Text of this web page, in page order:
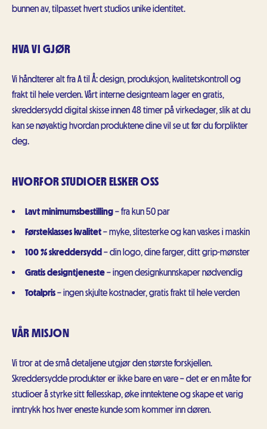
bunnen av, tilpasset hvert studios unike identitet.
HVA VI GJØR
Vi håndterer alt fra A til Å: design, produksjon, kvalitetskontroll og
frakt til hele verden. Vårt interne designteam lager en gratis,
skreddersydd digital skisse innen 48 timer på virkedager, slik at du
kan se nøyaktig hvordan produktene dine vil se ut før du forplikter
deg.
HVORFOR STUDIOER ELSKER OSS
Lavt minimumsbestilling– fra kun 50 par
Førsteklasses kvalitet– myke, slitesterke og kan vaskes i maskin
100 % skreddersydd – din logo, dine farger, ditt grip-mønster
Gratis designtjeneste– ingen designkunnskaper nødvendig
Totalpris– ingen skjulte kostnader, gratis frakt til hele verden
VÅR MISJON
Vi tror at de små detaljene utgjør den største forskjellen.
Skreddersydde produkter er ikke bare en vare – det er en måte for
studioer å styrke sitt fellesskap, øke inntektene og skape et varig
inntrykk hos hver eneste kunde som kommer inn døren.